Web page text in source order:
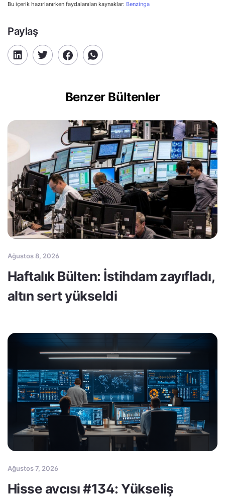
Bu içerik hazırlanırken faydalanılan kaynaklar: Benzinga
Paylaş
Benzer Bültenler
Ağustos 8, 2026
Haftalık Bülten: İstihdam zayıfladı,
altın sert yükseldi
Ağustos 7, 2026
Hisse avcısı #134: Yükseliş